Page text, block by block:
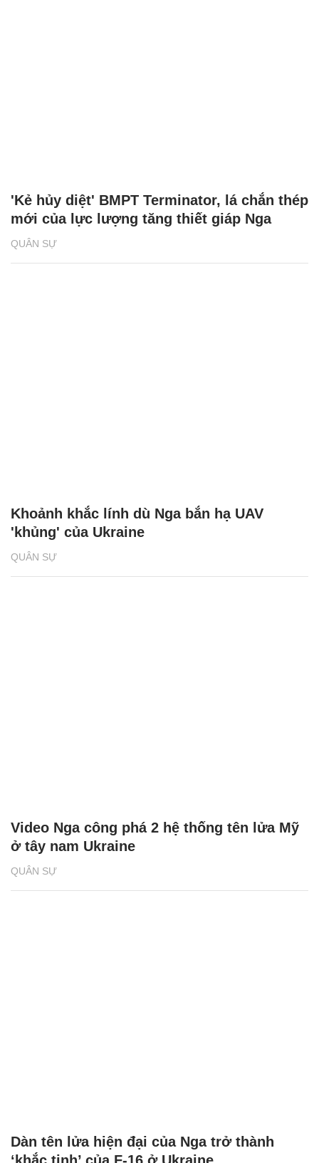
QUÂN SỰ
'Kẻ hủy diệt' BMPT Terminator, lá chắn thép
mới của lực lượng tăng thiết giáp Nga
QUÂN SỰ
Khoảnh khắc lính dù Nga bắn hạ UAV
'khủng' của Ukraine
QUÂN SỰ
Video Nga công phá 2 hệ thống tên lửa Mỹ
ở tây nam Ukraine
Dàn tên lửa hiện đại của Nga trở thành
‘khắc tinh’ của F-16 ở Ukraine